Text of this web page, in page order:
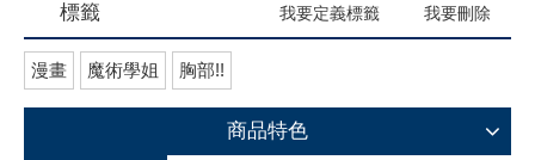
標籤 我要定義標籤 我要刪除
漫畫 魔術學姐 胸部!!
商品特色